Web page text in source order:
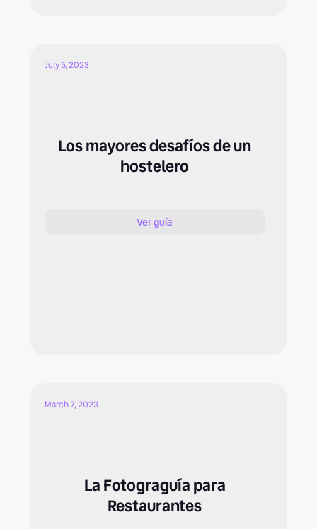
July 5, 2023
Los mayores desafíos de un
hostelero
Ver guía
March 7, 2023
La Fotograguía para
Restaurantes